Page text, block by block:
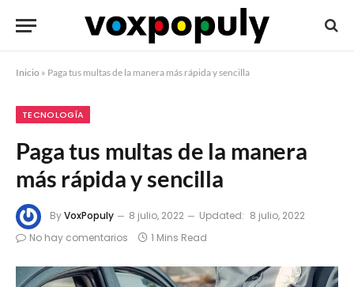
Inicio » Paga tus multas de la manera más rápida y sencilla
TECNOLOGÍA
Paga tus multas de la manera
más rápida y sencilla
ByVoxPopuly 8 julio, 2022 Updated: 8 julio, 2022
No hay comentarios
1 Mins Read